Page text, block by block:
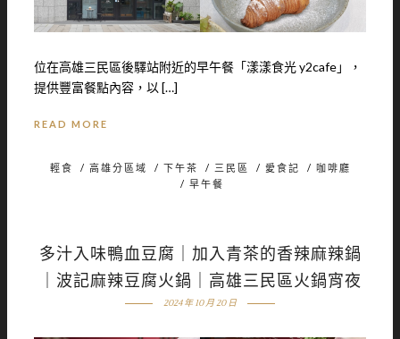
位在高雄三民區後驛站附近的早午餐「漾漾食光 y2cafe」，
提供豐富餐點內容，以 […]
READ MORE
輕食 / 高雄分區域 / 下午茶 / 三民區 / 愛食記 / 咖啡廳
/ 早午餐
多汁入味鴨血豆腐｜加入青茶的香辣麻辣鍋
｜波記麻辣豆腐火鍋｜高雄三民區火鍋宵夜
2024 年 10 月 20 日